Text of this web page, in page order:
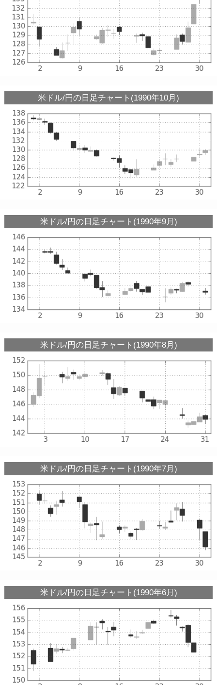
米ドル/円の日足チャート(1990年10月)
米ドル/円の日足チャート(1990年9月)
米ドル/円の日足チャート(1990年8月)
米ドル/円の日足チャート(1990年7月)
米ドル/円の日足チャート(1990年6月)